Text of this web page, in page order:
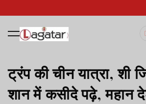
ट्रंप की चीन यात्रा, शी
शान में कसीदे पढ़े, महान